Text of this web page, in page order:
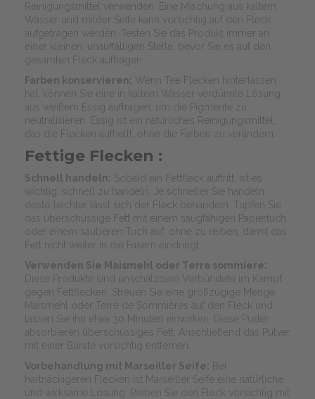
Reinigungsmittel verwenden. Eine Mischung aus kaltem
Wasser und milder Seife kann vorsichtig auf den Fleck
aufgetragen werden. Testen Sie das Produkt immer an
einer kleinen, unauffälligen Stelle, bevor Sie es auf den
gesamten Fleck auftragen.
Farben konservieren: Wenn Tee Flecken hinterlassen
hat, können Sie eine in kaltem Wasser verdünnte Lösung
aus weißem Essig auftragen, um die Pigmente zu
neutralisieren. Essig ist ein natürliches Reinigungsmittel,
das die Flecken aufhellt, ohne die Farben zu verändern.
Fettige Flecken :
Schnell handeln: Sobald ein Fettfleck auftritt, ist es
wichtig, schnell zu handeln. Je schneller Sie handeln,
desto leichter lässt sich der Fleck behandeln. Tupfen Sie
das überschüssige Fett mit einem saugfähigen Papiertuch
oder einem sauberen Tuch auf, ohne zu reiben, damit das
Fett nicht weiter in die Fasern eindringt.
Verwenden Sie Maismehl oder Terra sommiere:
Diese Produkte sind unschätzbare Verbündete im Kampf
gegen Fettflecken. Streuen Sie eine großzügige Menge
Maismehl oder Terre de Sommières auf den Fleck und
lassen Sie ihn etwa 30 Minuten einwirken. Diese Puder
absorbieren überschüssiges Fett. Anschließend das Pulver
mit einer Bürste vorsichtig entfernen.
Vorbehandlung mit Marseiller Seife: Bei
hartnäckigeren Flecken ist Marseiller Seife eine natürliche
und wirksame Lösung. Reiben Sie den Fleck vorsichtig mit